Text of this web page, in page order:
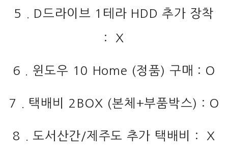
5 . D드라이브 1테라 HDD 추가 장착
: X
6 . 윈도우 10 Home (정품) 구매 : O
7 . 택배비 2BOX (본체+부품박스) : O
8 . 도서산간/제주도 추가 택배비 : X